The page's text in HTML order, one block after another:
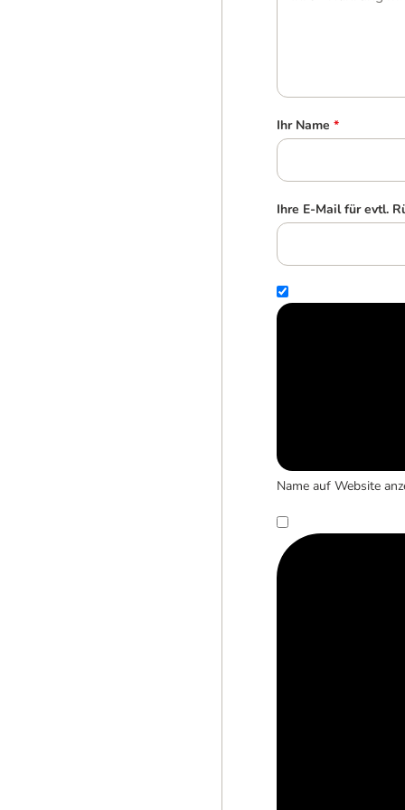
Ihr Name *
Ihre E-Mail für evtl.
Name auf Website